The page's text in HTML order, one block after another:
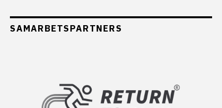
SAMARBETSPARTNERS